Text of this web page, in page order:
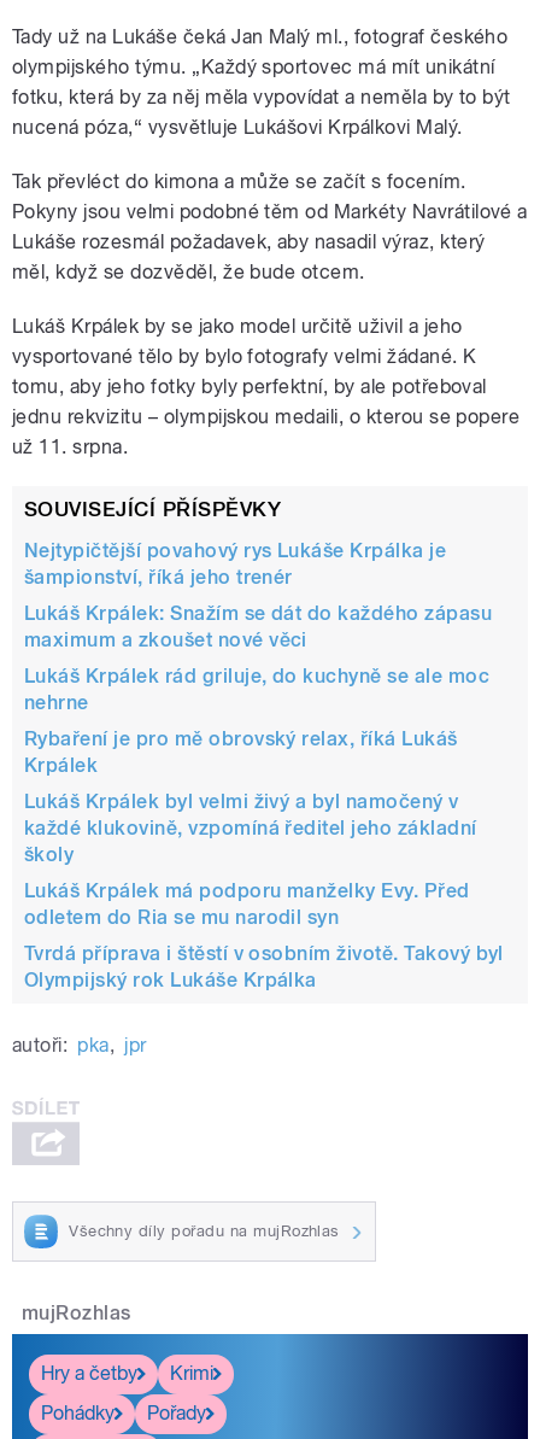
pause
Tady už na Lukáše čeká Jan Malý ml., fotograf českého
olympijského týmu. „Každý sportovec má mít unikátní
fotku, která by za něj měla vypovídat a neměla by to být
nucená póza,“ vysvětluje Lukášovi Krpálkovi Malý.
Tak převléct do kimona a může se začít s focením.
Pokyny jsou velmi podobné těm od Markéty Navrátilové a
Lukáše rozesmál požadavek, aby nasadil výraz, který
měl, když se dozvěděl, že bude otcem.
Lukáš Krpálek by se jako model určitě uživil a jeho
vysportované tělo by bylo fotografy velmi žádané. K
tomu, aby jeho fotky byly perfektní, by ale potřeboval
jednu rekvizitu – olympijskou medaili, o kterou se popere
už 11. srpna.
SOUVISEJÍCÍ PŘÍSPĚVKY
Nejtypičtější povahový rys Lukáše Krpálka je
šampionství, říká jeho trenér
Lukáš Krpálek: Snažím se dát do každého zápasu
maximum a zkoušet nové věci
Lukáš Krpálek rád griluje, do kuchyně se ale moc
nehrne
Rybaření je pro mě obrovský relax, říká Lukáš
Krpálek
Lukáš Krpálek byl velmi živý a byl namočený v
každé klukovině, vzpomíná ředitel jeho základní
školy
Lukáš Krpálek má podporu manželky Evy. Před
odletem do Ria se mu narodil syn
Tvrdá příprava i štěstí v osobním životě. Takový byl
Olympijský rok Lukáše Krpálka
autoři: pka, jpr
Všechny díly pořadu na mujRozhlas
mujRozhlas
Hry a četby
Krimi
Pohádky
Pořady